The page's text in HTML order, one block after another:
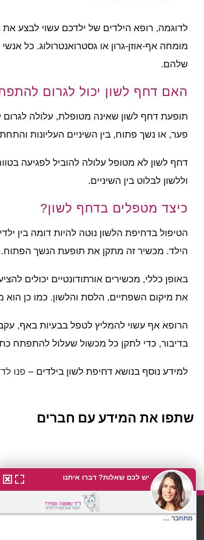
לדוגמה, רופא הילדים של ילדכם עשוי לבצע את
מומחה אף-אוזן-גרון או גסטרואנטרולוג. כל
שלהם.
האם דחף לשון יכול לגרום
תופעת דחף לשון שאינה מטופלת, עלולה לגרום
פער, או נשך פתוח, בין השיניים העליונות
דחף לשון לא מטופל עלולה להוביל לפגיעה
וללשון לבלוט בין השיניים.
כיצד מטפלים בדחף לשון?
הטיפול בדחיפת הלשון נוטה להיות דומה בין
הילד. מכשיר זה מתקן את תופעת הנשך הפתוח.
באופן כללי, מכשירים אורתודונטיים יכולים
את מיקום השפתיים, הלסת והלשון. כמו כן הוא
הרופא אף עשוי להמליץ לטפל בבעיות באף, עקב
בדיבור, כדי לתקן כל מכשול שעלול להתפתח
למידע נוסף בנושא דחיפת לשון בילדים – פנו
שתפו את המידע עם חברים
מרפאת שיניים מומחים לילדים ד''ר שפירר